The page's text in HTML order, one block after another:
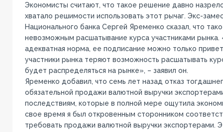
Экономисты считают, что такое решение давно
хватало решимости использовать этот рычаг. Экс-
Национального банка Сергей Яременко сказал, что
невозможным расшатывание курса участниками
адекватная норма, ее подписание можно только
участники рынка теряют возможность расшатывать
будет распределяться на рынке», – заявил он.
Яременко добавил, что семь лет назад отказ
обязательной продажи валютной выручки
последствиям, которые в полной мере ощутила
свое время я был откровенным сторонником
требовать продажи валютной выручки экспортерами.